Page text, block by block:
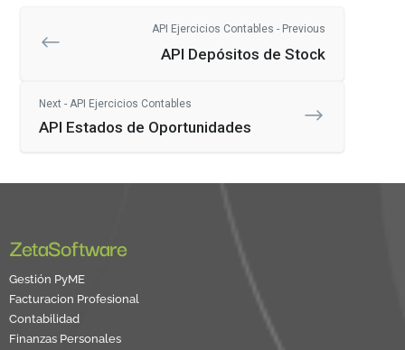
API Ejercicios Contables - Previous
API Depósitos de Stock
Next - API Ejercicios Contables
API Estados de Oportunidades
ZetaSoftware
Gestión PyME
Facturacion Profesional
Contabilidad
Finanzas Personales